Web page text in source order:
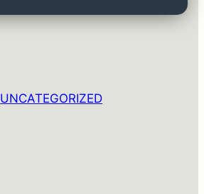
UNCATEGORIZED